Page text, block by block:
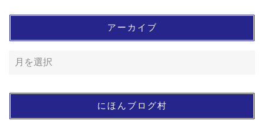
アーカイブ
にほんブログ村